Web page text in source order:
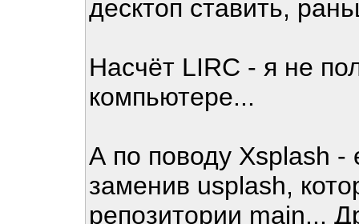
десктоп ставить,
Насчёт LIRC - я не
компьютере...
А по поводу Xsplash -
заменив usplash,
репозитории main...